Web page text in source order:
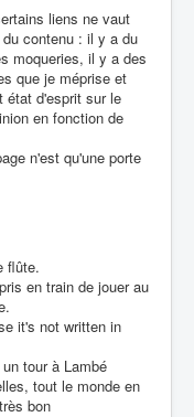
liens ne vaut
contenu : il y a du
moqueries, il y a des
que je méprise et
état d'esprit sur le
en fonction de
n'est qu'une porte
flûte.
en train de jouer au
it's not written in
tour à Lambé
tout le monde en
bon